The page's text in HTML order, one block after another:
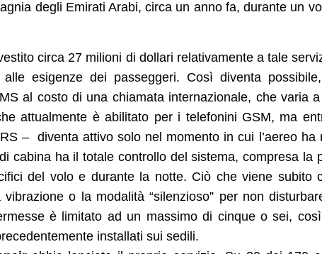
degli Emirati Arabi, circa un anno fa, durante un
circa 27 milioni di dollari relativamente a tale
esigenze dei passeggeri. Così diventa
al costo di una chiamata internazionale, che varia
attualmente è abilitato per i telefonini GSM, ma
– diventa attivo solo nel momento in cui l’aereo ha
cabina ha il totale controllo del sistema, compresa la
del volo e durante la notte. Ciò che viene subito
o la modalità “silenzioso” per non
è limitato ad un massimo di cinque o sei,
installati sui sedili.